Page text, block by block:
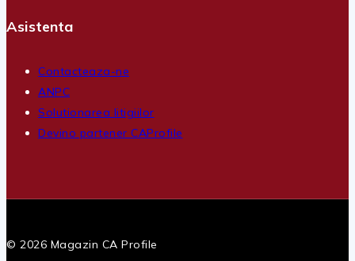
Asistenta
Contacteaza-ne
ANPC
Solutionarea litigiilor
Devino partener CAProfile
© 2026 Magazin CA Profile